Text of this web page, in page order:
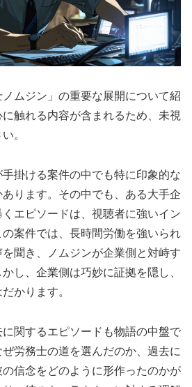
ムジン」の重要な展開について紹
触れる内容が含まれるため、未視
。
掛ける案件の中でも特に印象的な
ります。その中でも、ある大手企
エピソードは、視聴者に強いイン
案件では、長時間労働を強いられ
聞き、ノムジンが企業側と対峙す
し、企業側は巧妙に証拠を隠し、
かります。
関するエピソードも物語の中盤で
労務士の道を選んだのか、過去に
信念をどのように形作ったのかが